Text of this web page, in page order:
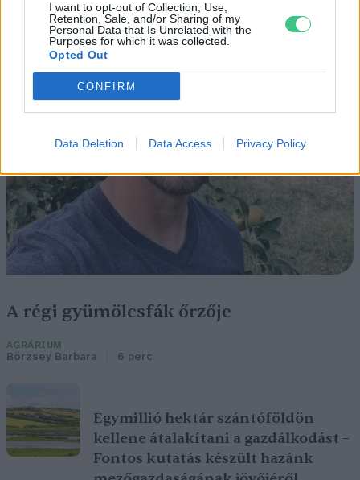
I want to opt-out of Collection, Use,
Retention, Sale, and/or Sharing of my
Personal Data that Is Unrelated with the
Purposes for which it was collected.
Opted Out
CONFIRM
Data Deletion Data Access Privacy Policy
A régi gyümölcsfák őrzője
AGRÁRIUM
Börzsey Barbara 6 perc
Egymillió hektár szántóföldön
kellene átalakítani a gazdálkodást –
Fontos kutatás készült hazánk